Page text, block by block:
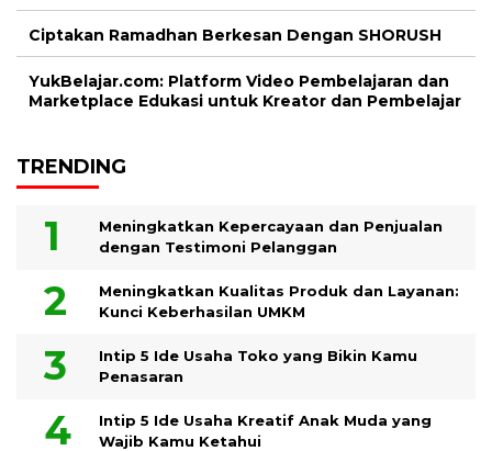
Ciptakan Ramadhan Berkesan Dengan SHORUSH
YukBelajar.com: Platform Video Pembelajaran dan
Marketplace Edukasi untuk Kreator dan Pembelajar
TRENDING
Meningkatkan Kepercayaan dan Penjualan
dengan Testimoni Pelanggan
Meningkatkan Kualitas Produk dan Layanan:
Kunci Keberhasilan UMKM
Intip 5 Ide Usaha Toko yang Bikin Kamu
Penasaran
Intip 5 Ide Usaha Kreatif Anak Muda yang
Wajib Kamu Ketahui